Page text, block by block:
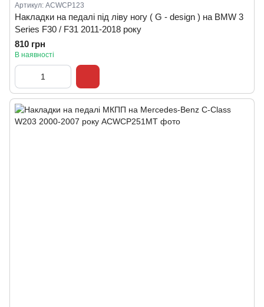
Артикул: ACWCP123
Накладки на педалі під ліву ногу ( G - design ) на BMW 3
Series F30 / F31 2011-2018 року
810 грн
В наявності